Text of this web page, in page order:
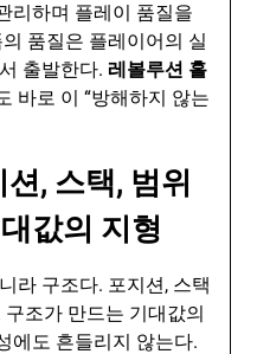
리하며 플레이 품질을
품질은 플레이어의 실
출발한다. 레볼루션 홀
바로 이 “방해하지 않는
, 스택, 범위
값의 지형
라 구조다. 포지션, 스택
조가 만드는 기대값의
에도 흔들리지 않는다.